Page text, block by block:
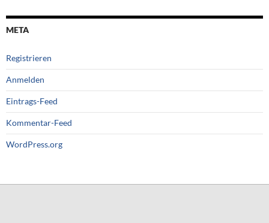
META
Registrieren
Anmelden
Eintrags-Feed
Kommentar-Feed
WordPress.org